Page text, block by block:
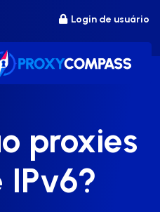
Login de usuário
proxies
IPv6?